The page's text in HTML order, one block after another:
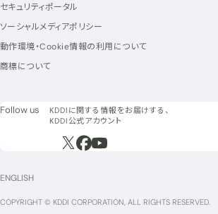
セキュリティポータル
ソーシャルメディアポリシー
動作環境・Cookie情報の利用について
商標について
Follow us フォローアス
KDDIに関する情報をお届けする、
KDDI公式アカウント
新規ウィンドウで開く
新規ウィンドウで開く
新規ウィンドウで開く
ENGLISH
COPYRIGHT © KDDI CORPORATION, ALL RIGHTS RESERVED.